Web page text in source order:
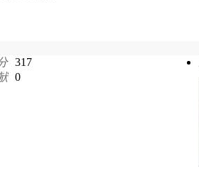
317
0